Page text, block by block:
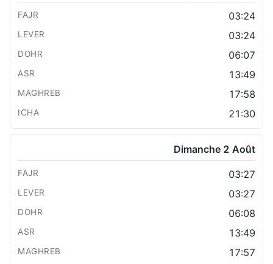
03:24
03:24
06:07
13:49
17:58
21:30
Dimanche 2 Août
03:27
03:27
06:08
13:49
17:57